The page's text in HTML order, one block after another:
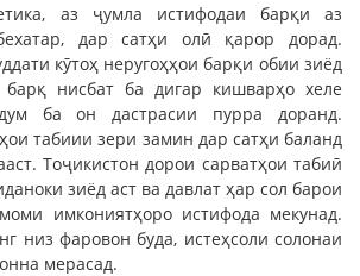
аз ҷумла истифодаи барқи аз
дар сатҳи олӣ қарор дорад.
кӯтоҳ неругоҳҳои барқи обии зиёд
барқ нисбат ба дигар кишварҳо хеле
ба он дастрасии пурра доранд.
табиии зери замин дар сатҳи баланд
Тоҷикистон дорои сарватҳои табиӣ
зиёд аст ва давлат ҳар сол барои
имкониятҳоро истифода мекунад.
низ фаровон буда, истеҳсоли солонаи
мерасад.